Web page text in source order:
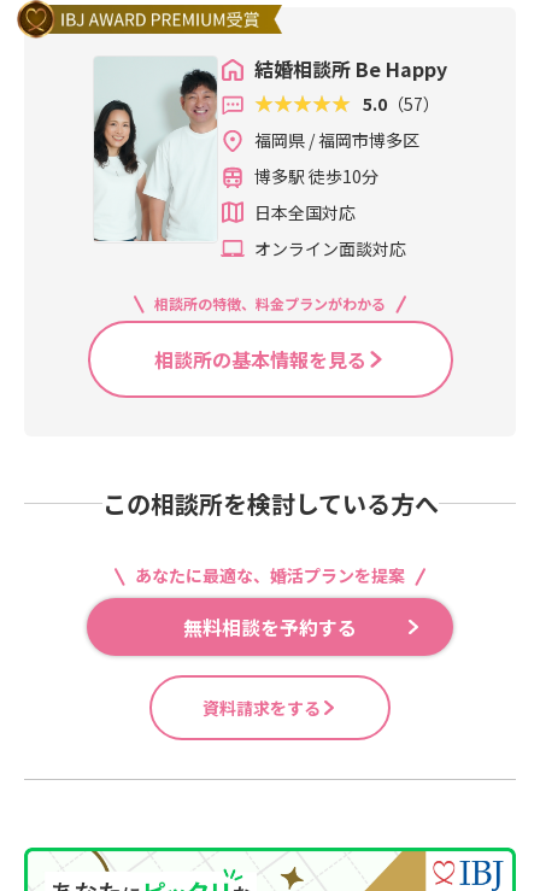
結婚相談所 Be Happy
5.0 （57）
福岡県 / 福岡市博多区
博多駅 徒歩10分
日本全国対応
オンライン面談対応
相談所の特徴、料金プランがわかる
相談所の基本情報を見る
この相談所を検討している方へ
あなたに最適な、婚活プランを提案
無料相談を予約する
資料請求をする